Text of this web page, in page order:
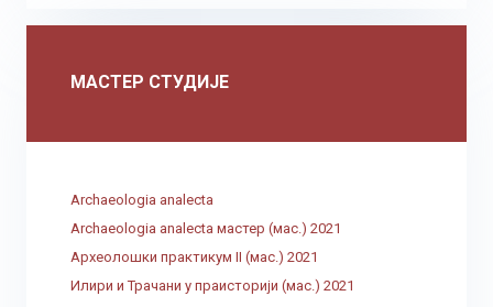
МАСТЕР СТУДИЈЕ
Archaeologia analecta
Archaeologia analecta мастер (мас.) 2021
Археолошки практикум II (мас.) 2021
Илири и Трачани у праисторији (мас.) 2021